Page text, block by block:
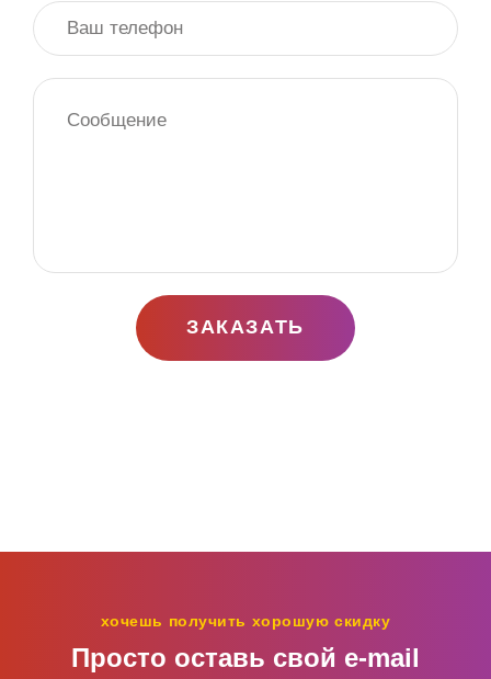
ЗАКАЗАТЬ
хочешь получить хорошую скидку
Просто оставь свой e‑mail